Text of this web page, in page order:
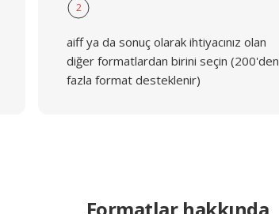
2
aiff ya da sonuç olarak ihtiyacınız olan
diğer formatlardan birini seçin (200'den
fazla format desteklenir)